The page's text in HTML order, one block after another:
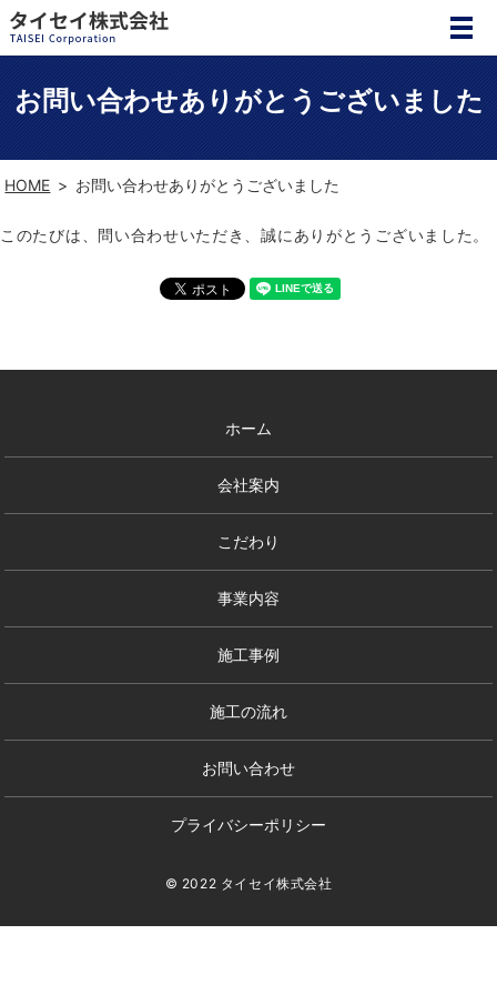
お問い合わせありがとうございました
HOME お問い合わせありがとうございました
このたびは、問い合わせいただき、誠にありがとうございました。
ホーム
会社案内
こだわり
事業内容
施工事例
施工の流れ
お問い合わせ
プライバシーポリシー
© 2022 タイセイ株式会社